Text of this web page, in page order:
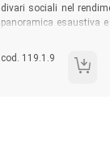
divari sociali nel
panoramica esaustiva
ricercatori e
educative nelle società
Codice libro:
cod. 119.1.9